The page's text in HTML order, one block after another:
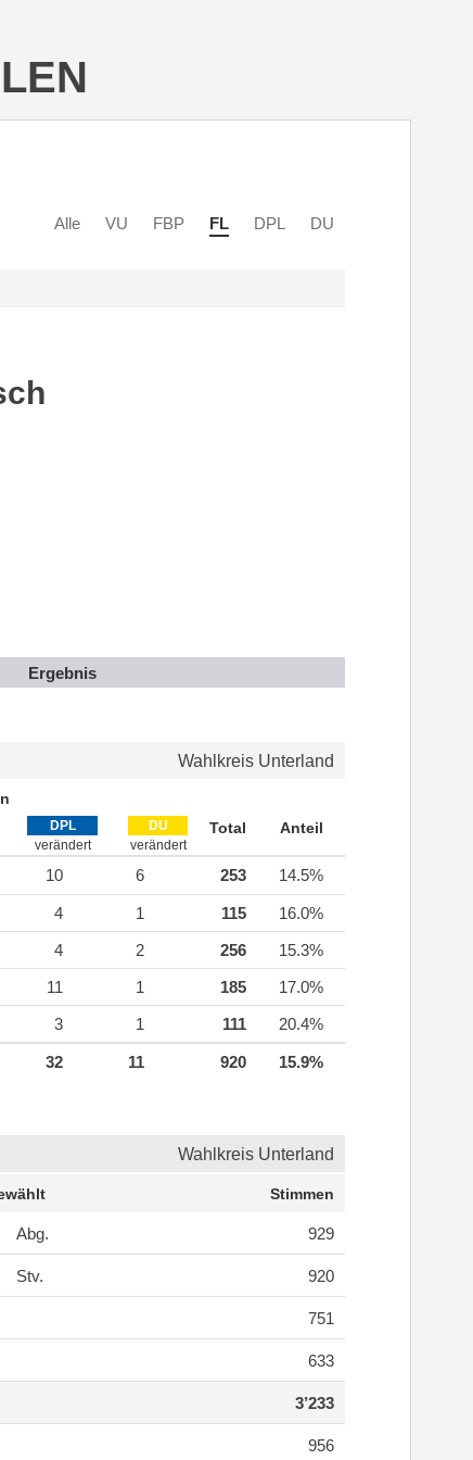
Alle VU FBP FL DPL DU
Ergebnis
Wahlkreis Unterland
DPL
verändert
DU
verändert
Total Anteil
10 6 253 14.5%
4 1 115
16.0%
4 2 256
15.3%
11 1 185
17.0%
3 1 111 20.4%
32 11 920 15.9%
Wahlkreis Unterland
Stimmen
Abg. 929
Stv. 920
751
633
3’233
956